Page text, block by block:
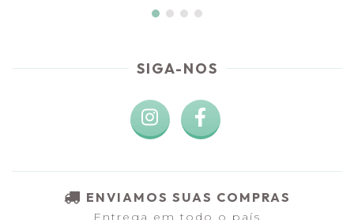
SIGA-NOS
ENVIAMOS SUAS COMPRAS
Entrega em todo o país